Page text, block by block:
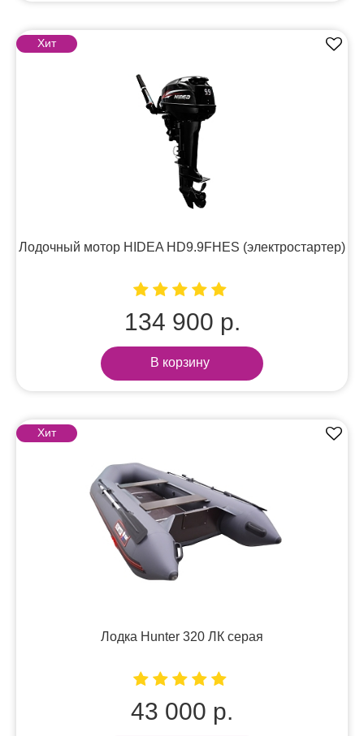
Хит
Лодочный мотор HIDEA HD9.9FHES (электростартер)
134 900 р.
В корзину
Хит
Лодка Hunter 320 ЛК серая
43 000 р.